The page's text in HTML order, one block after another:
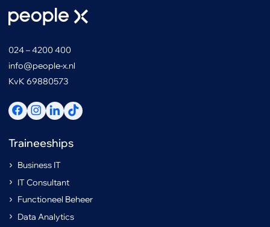
024 – 4200 400
info@people-x.nl
KvK 69880573
Traineeships
Business IT
IT Consultant
Functioneel Beheer
Data Analytics